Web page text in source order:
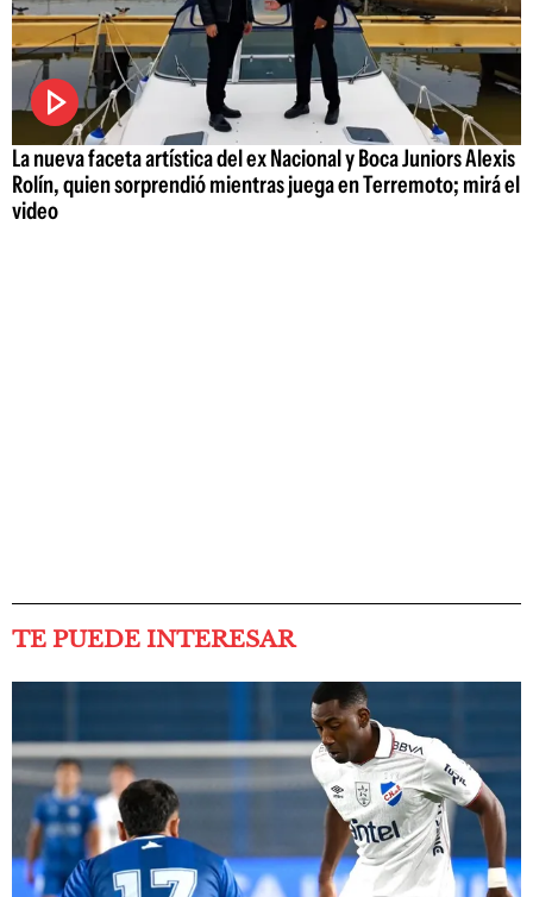
La nueva faceta artística del ex Nacional y Boca Juniors Alexis
Rolín, quien sorprendió mientras juega en Terremoto; mirá el
video
TE PUEDE INTERESAR